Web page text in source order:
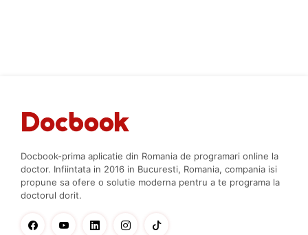
Docbook-prima aplicatie din Romania de programari online la
doctor. Infiintata in 2016 in Bucuresti, Romania, compania isi
propune sa ofere o solutie moderna pentru a te programa la
doctorul dorit.